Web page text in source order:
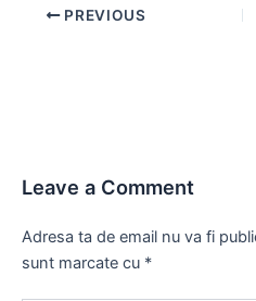
Post PREVIOUS
Leave a Comment
Adresa ta de email nu va fi
sunt marcate cu *